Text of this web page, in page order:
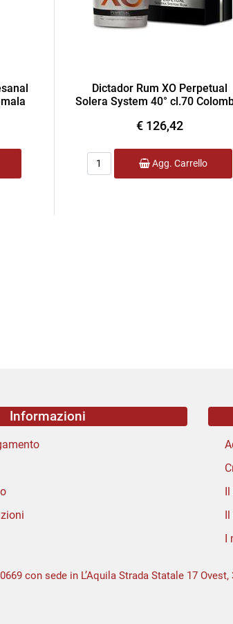
Dictador Rum XO Perpetual
Solera System 40° cl.70
€ 126,42
Quantità
Agg. Carrello
Informazioni
Il
I
con sede in L’Aquila Strada Statale 17 Ovest,